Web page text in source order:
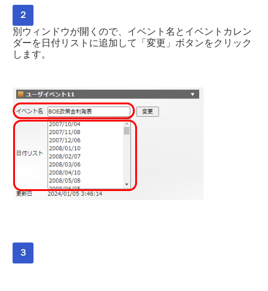
２
別ウィンドウが開くので、イベント名とイベントカレン
ダーを日付リストに追加して「変更」ボタンをクリック
します。
３